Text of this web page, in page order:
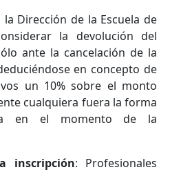
la Dirección de la Escuela de
la devolución del
ante la cancelación de la
en concepto de
un 10% sobre el monto
cualquiera fuera la forma
en el momento de la
inscripción: Profesionales